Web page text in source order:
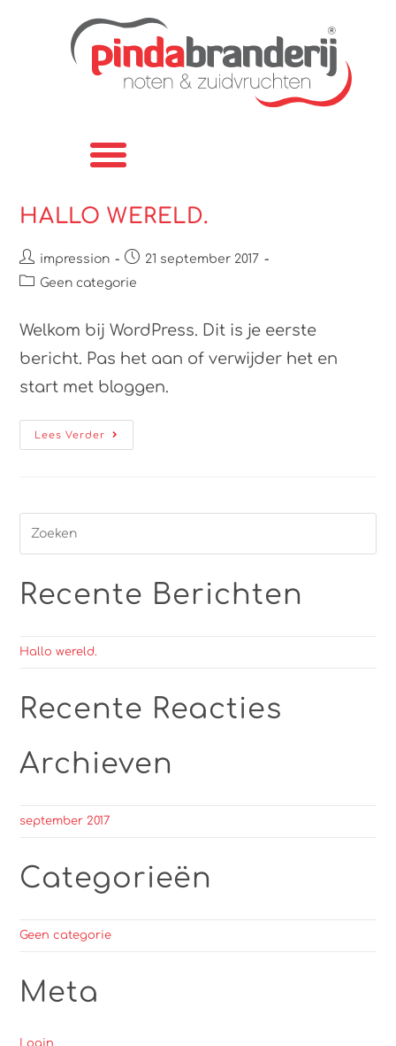
HALLO WERELD.
impression
21 september 2017
Geen categorie
Welkom bij WordPress. Dit is je eerste
bericht. Pas het aan of verwijder het en
start met bloggen.
Lees Verder
Recente Berichten
Hallo wereld.
Recente Reacties
Archieven
september 2017
Categorieën
Geen categorie
Meta
Login